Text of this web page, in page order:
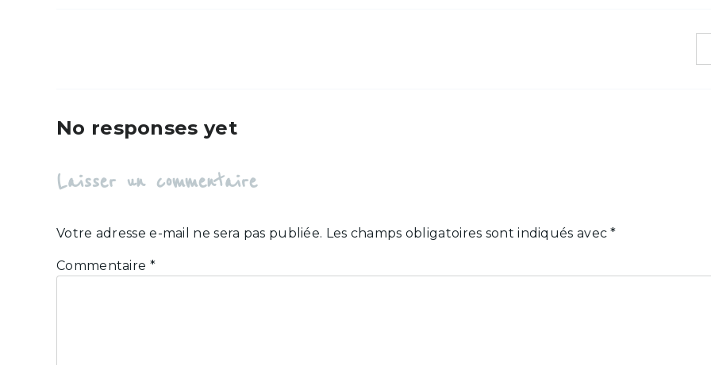
No responses yet
Laisser un commentaire
Votre adresse e-mail ne sera pas publiée. Les champs obligatoires sont indiqués avec*
Commentaire *